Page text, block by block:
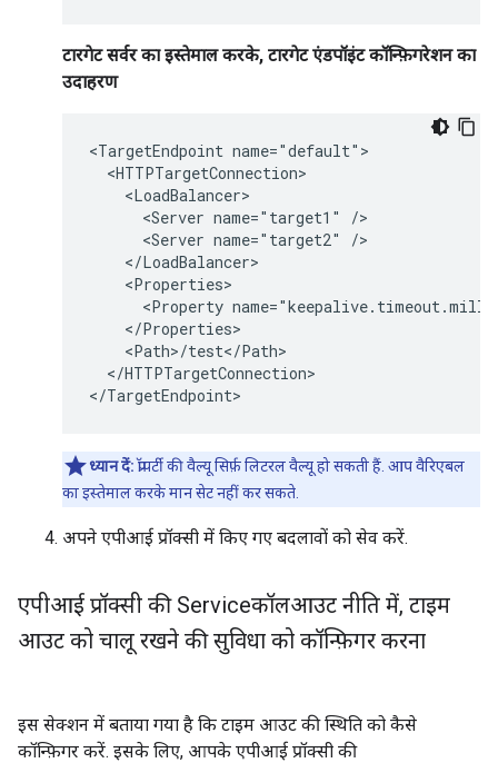
टारगेट सर्वर का इस्तेमाल करके, टारगेट एंडपॉइंट कॉन्फ़िगरेशन का
उदाहरण
<TargetEndpoint name="default">
  <HTTPTargetConnection>
    <LoadBalancer>
      <Server name="target1" />
      <Server name="target2" />
    </LoadBalancer>
    <Properties>
<Property
    </Properties>
    <Path>/test</Path>
  </HTTPTargetConnection>
</TargetEndpoint>
ध्यान दें:प्रॉपर्टी की वैल्यू सिर्फ़ लिटरल वैल्यू हो सकती हैं. आप वैरिएबल
का इस्तेमाल करके मान सेट नहीं कर सकते.
अपने एपीआई प्रॉक्सी में किए गए बदलावों को सेव करें.
एपीआई प्रॉक्सी की Serviceकॉलआउट नीति में, टाइम
आउट को चालू रखने की सुविधा को कॉन्फ़िगर करना
इस सेक्शन में बताया गया है कि टाइम आउट की स्थिति को कैसे
कॉन्फ़िगर करें. इसके लिए, आपके एपीआई प्रॉक्सी की